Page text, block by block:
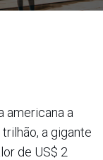
americana a
a gigante
de US$ 2